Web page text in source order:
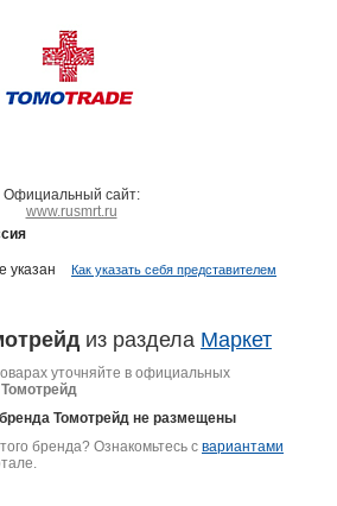
Официальный сайт:
www.rusmrt.ru
указан Как указать себя представителем
из раздела Маркет
уточняйте в официальных
Томотрейд
Томотрейд не размещены
бренда? Ознакомьтесь с вариантами